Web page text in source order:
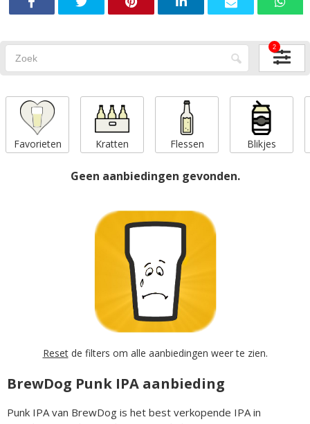
2
Favorieten Kratten Flessen Blikjes
Geen aanbiedingen gevonden.
Resetde filters om alle aanbiedingen weer te zien.
BrewDog Punk IPA aanbieding
Punk IPA van BrewDog is het best verkopende IPA in